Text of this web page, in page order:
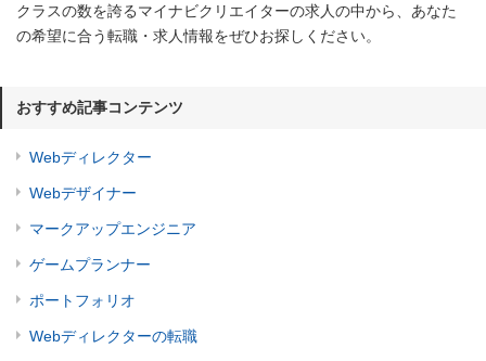
クラスの数を誇るマイナビクリエイターの求人の中から、あなた
の希望に合う転職・求人情報をぜひお探しください。
おすすめ記事コンテンツ
Webディレクター
Webデザイナー
マークアップエンジニア
ゲームプランナー
ポートフォリオ
Webディレクターの転職